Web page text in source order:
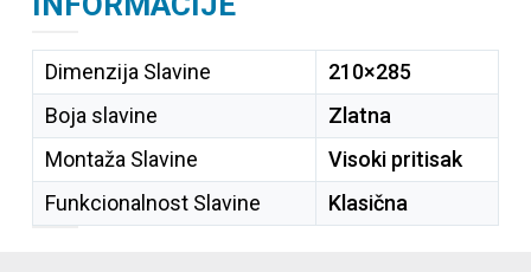
Dimenzija Slavine
210×285
Boja slavine
Zlatna
Montaža Slavine
Visoki pritisak
Funkcionalnost Slavine
Klasična